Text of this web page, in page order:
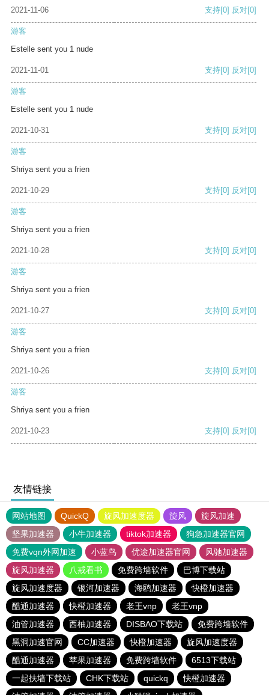
2021-11-06 支持[0] 反对[0]
游客
Estelle sent you 1 nude
2021-11-01 支持[0] 反对[0]
游客
Estelle sent you 1 nude
2021-10-31 支持[0] 反对[0]
游客
Shriya sent you a frien
2021-10-29 支持[0] 反对[0]
游客
Shriya sent you a frien
2021-10-28 支持[0] 反对[0]
游客
Shriya sent you a frien
2021-10-27 支持[0] 反对[0]
游客
Shriya sent you a frien
2021-10-26 支持[0] 反对[0]
游客
Shriya sent you a frien
2021-10-23 支持[0] 反对[0]
友情链接
网站地图 QuickQ 旋风加速度器 旋风
旋风加速
坚果加速器
小牛加速器 tiktok加速器
狗急加速器官网
免费vqn外网加速
小蓝鸟 优途加速器官网
风驰加速器
旋风加速器
八戒看书 免费跨墙软件
巴博下载站
旋风加速度器
银河加速器 海鸥加速器
快橙加速器
酷通加速器
快橙加速器 老王vnp
老王vnp
油管加速器
西柚加速器 DISBAO下载站
免费跨墙软件
黑洞加速官网
CC加速器 快橙加速器
旋风加速度器
酷通加速器
苹果加速器 免费跨墙软件
6513下载站
一起扶墙下载站
CHK下载站 quickq
快橙加速器